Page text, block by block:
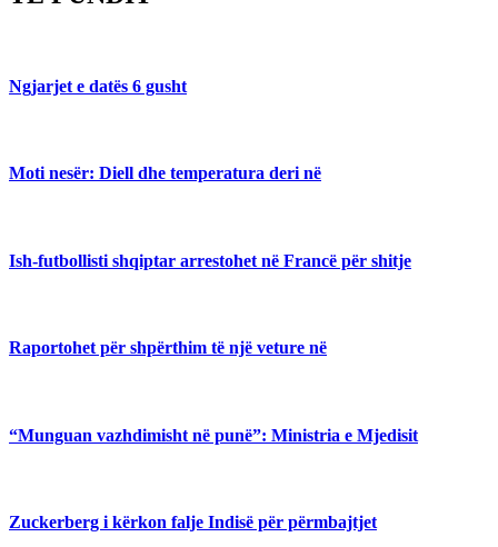
Ngjarjet e datës 6 gusht
Moti nesër: Diell dhe temperatura deri në
Ish-futbollisti shqiptar arrestohet në Francë për shitje
Raportohet për shpërthim të një veture në
“Munguan vazhdimisht në punë”: Ministria e Mjedisit
Zuckerberg i kërkon falje Indisë për përmbajtjet